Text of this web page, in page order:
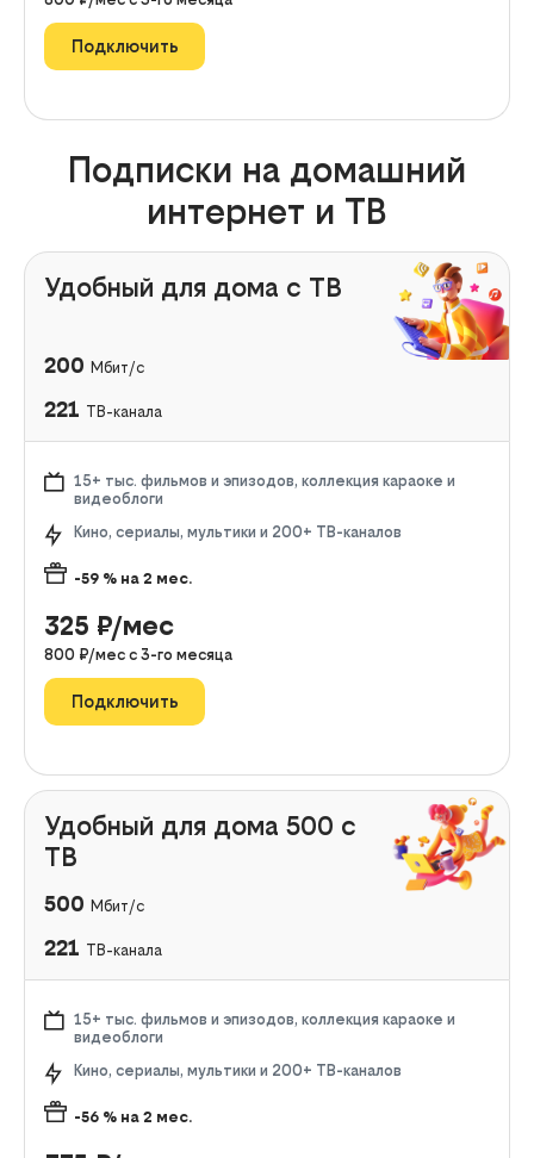
Подключить
Подписки на домашний
интернет и ТВ
Удобный для дома с ТВ
200 Мбит/с
221 ТВ-канала
15+ тыс. фильмов и эпизодов, коллекция караоке и
видеоблоги
Кино, сериалы, мультики и 200+ ТВ-каналов
-59 % на 2 мес.
325 ₽/мес
800 ₽/мес с 3-го месяца
Подключить
Удобный для дома 500 с
ТВ
500 Мбит/с
221 ТВ-канала
15+ тыс. фильмов и эпизодов, коллекция караоке и
видеоблоги
Кино, сериалы, мультики и 200+ ТВ-каналов
-56 % на 2 мес.